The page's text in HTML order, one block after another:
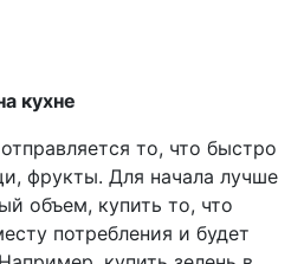
кухне
то, что быстро
фрукты. Для начала лучше
объем, купить то, что
потребления и будет